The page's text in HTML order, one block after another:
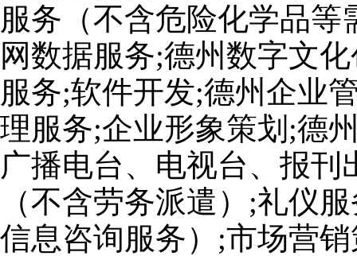
服务（不含危险化学品
网数据服务;德州数字文
服务;软件开发;德州企业
理服务;企业形象策划;德
广播电台、电视台、报
（不含劳务派遣）;礼仪
信息咨询服务）;市场营